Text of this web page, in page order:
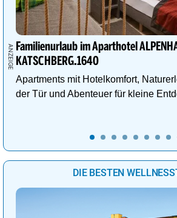
Familienurlaub im Aparthotel
KATSCHBERG.1640
Apartments mit Hotelkomfort,
der Tür und Abenteuer für kleine
DIE BESTEN